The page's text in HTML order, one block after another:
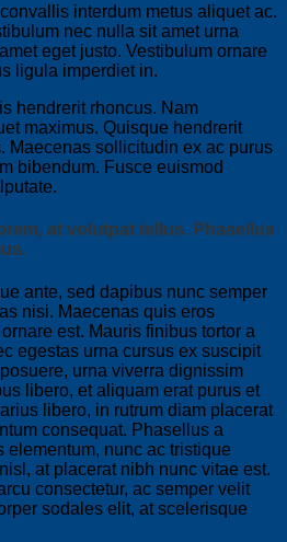
interdum metus aliquet ac.
nec nulla sit amet urna
eget justo. Vestibulum ornare
ligula imperdiet in.
hendrerit rhoncus. Nam
maximus. Quisque hendrerit
Maecenas sollicitudin ex ac purus
bibendum. Fusce euismod
at volutpat tellus. Phasellus
ante, sed dapibus nunc semper
nisi. Maecenas quis eros
est. Mauris finibus tortor a
egestas urna cursus ex suscipit
urna viverra dignissim
libero, et aliquam erat purus et
libero, in rutrum diam placerat
consequat. Phasellus a
elementum, nunc ac tristique
at placerat nibh nunc vitae est.
consectetur, ac semper velit
sodales elit, at scelerisque